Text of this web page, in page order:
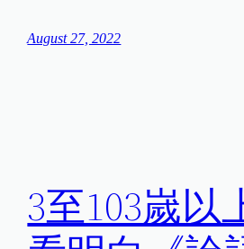
August 27, 2022
3至103嵗以